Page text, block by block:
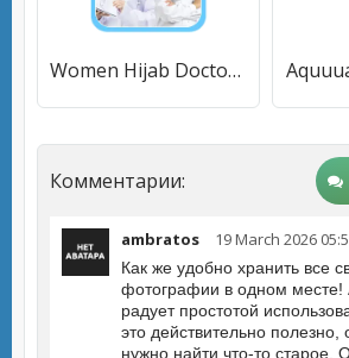
Women Hijab Doctor Photos
Комментарии:
ambratos 19 March 2026
Как же удобно хранить все
фотографии в одном месте!
радует простотой
это действительно полезно,
нужно найти что-то старое.